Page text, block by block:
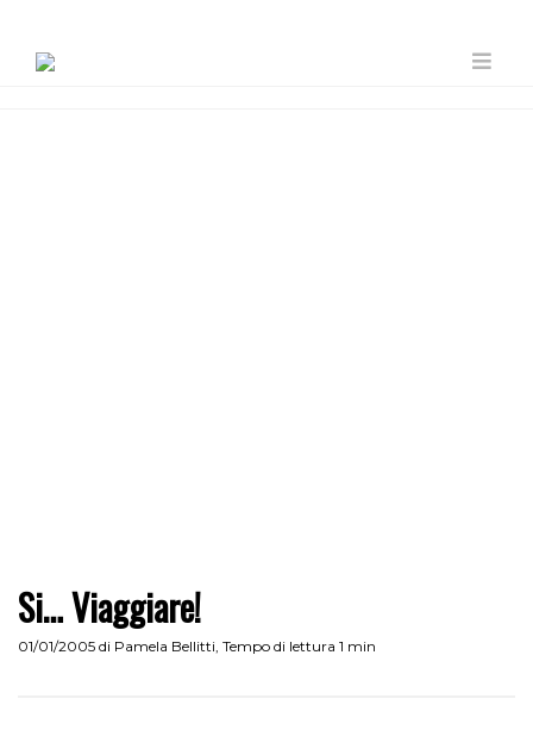
Si… Viaggiare!
01/01/2005 di Pamela Bellitti, Tempo di lettura 1 min